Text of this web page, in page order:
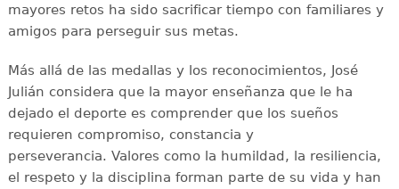
mayores retos ha sido sacrificar tiempo con familiares y
amigos para perseguir sus metas.
Más allá de las medallas y los reconocimientos, José
Julián considera que la mayor enseñanza que le ha
dejado el deporte es comprender que los sueños
requieren compromiso, constancia y
perseverancia. Valores como la humildad, la resiliencia,
el respeto y la disciplina forman parte de su vida y han